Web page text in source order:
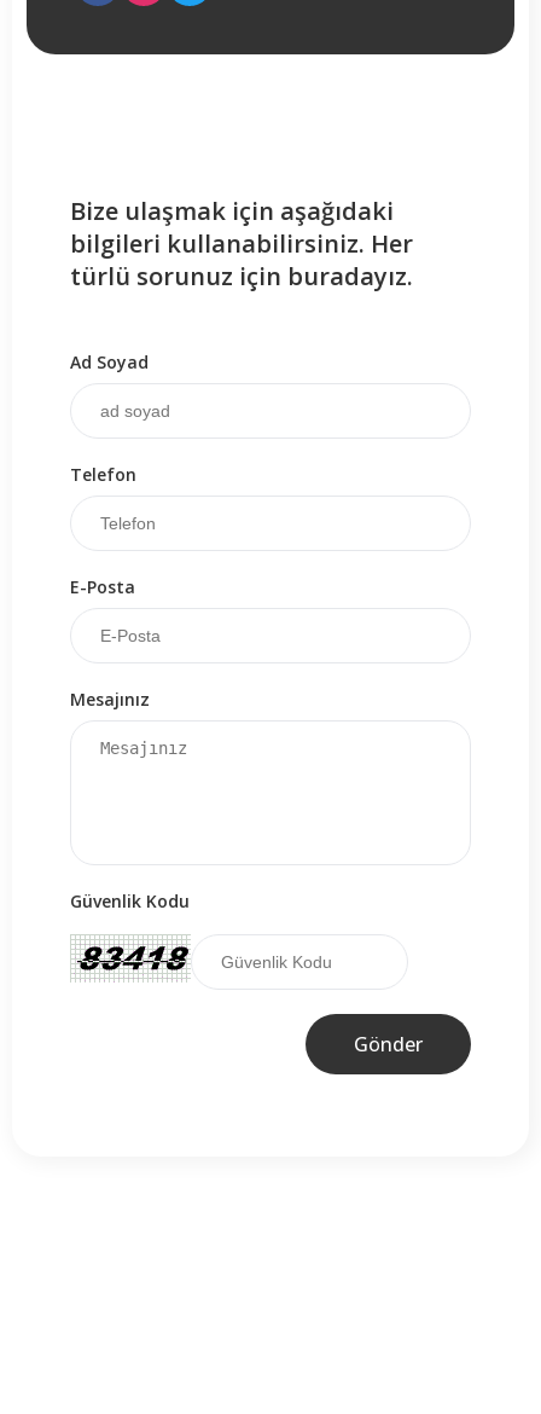
Bize ulaşmak için aşağıdaki
bilgileri kullanabilirsiniz. Her
türlü sorunuz için buradayız.
Ad Soyad
Telefon
E-Posta
Mesajınız
Güvenlik Kodu
Gönder